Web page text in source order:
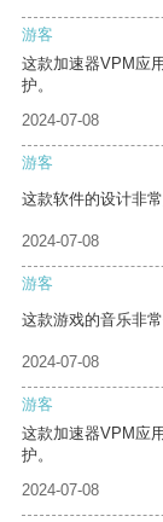
游客
这款加速器VPM应
护。
2024-07-08
游客
这款软件的设计非
2024-07-08
游客
这款游戏的音乐非
2024-07-08
游客
这款加速器VPM应
护。
2024-07-08